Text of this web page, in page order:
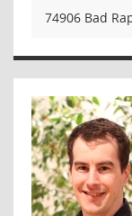
74906 Bad